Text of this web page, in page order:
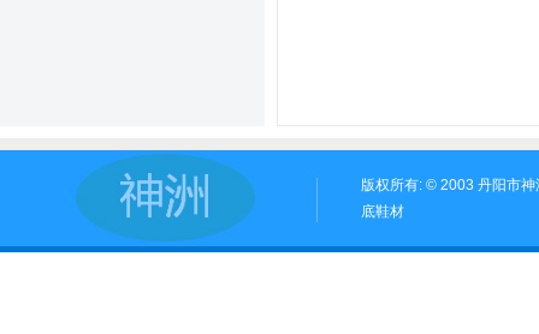
版权所有: © 2003 丹阳市
底鞋材